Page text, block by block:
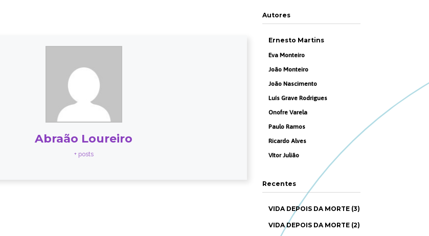
Abraão Loureiro
+ posts
Autores
Ernesto Martins
Eva Monteiro
João Monteiro
João Nascimento
Luís Grave Rodrigues
Onofre Varela
Paulo Ramos
Ricardo Alves
Vítor Julião
Recentes
VIDA DEPOIS DA MORTE (3)
VIDA DEPOIS DA MORTE (2)